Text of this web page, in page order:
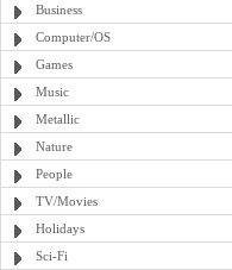
Business
Computer/OS
Games
Music
Metallic
Nature
People
TV/Movies
Holidays
Sci-Fi